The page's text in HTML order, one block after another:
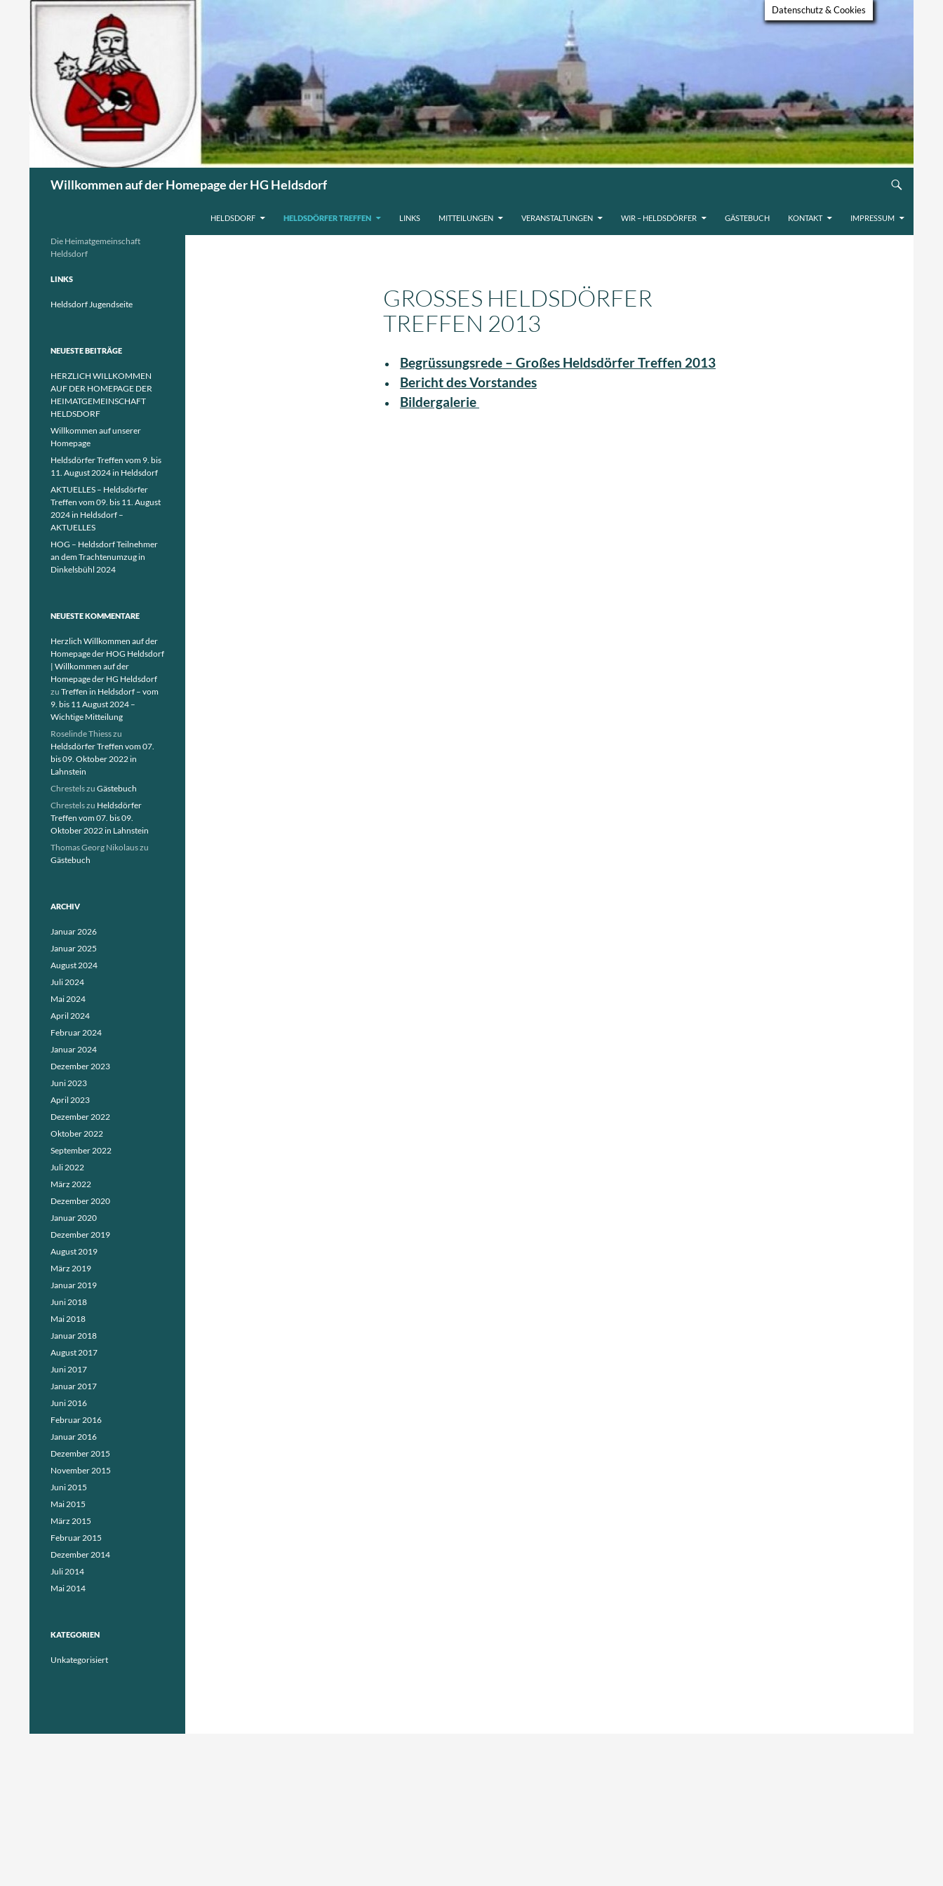
Willkommen auf der Homepage der HG Heldsdorf
HELDSDORF
HELDSDÖRFER TREFFEN LINKS MITTEILUNGEN VERANSTALTUNGEN WIR – HELDSDÖRFER GÄSTEBUCH KONTAKT IMPRESSUM
GROSSES HELDSDÖRFER T
REFFEN 2013
Begrüssungsrede – Großes Heldsdörfer Treffen 2013
Bericht des Vorstandes
Bildergalerie
Die Heimatgemeinschaft
Heldsdorf
LINKS
Heldsdorf Jugendseite
NEUESTE BEITRÄGE
HERZLICH WILLKOMMEN
AUF DER HOMEPAGE DER
HEIMATGEMEINSCHAFT
HELDSDORF
Willkommen auf unserer
Homepage
Heldsdörfer Treffen vom 9. bis
11. August 2024 in Heldsdorf
AKTUELLES – Heldsdörfer
Treffen vom 09. bis 11. August
2024 in Heldsdorf –
AKTUELLES
HOG – Heldsdorf Teilnehmer
an dem Trachtenumzug in
Dinkelsbühl 2024
NEUESTE KOMMENTARE
Herzlich Willkommen auf der
Homepage der HOG Heldsdorf
| Willkommen auf der
Homepage der HG Heldsdorf
zu Treffen in Heldsdorf – vom
9. bis 11 August 2024 –
Wichtige Mitteilung
Roselinde Thiesszu
Heldsdörfer Treffen vom 07.
bis 09. Oktober 2022 in
Lahnstein
Chrestelszu Gästebuch
Chrestelszu Heldsdörfer
Treffen vom 07. bis 09.
Oktober 2022 in Lahnstein
Thomas Georg Nikolauszu
Gästebuch
ARCHIV
Januar 2026
Januar 2025
August 2024
Juli 2024
Mai 2024
April 2024
Februar 2024
Januar 2024
Dezember 2023
Juni 2023
April 2023
Dezember 2022
Oktober 2022
September 2022
Juli 2022
März 2022
Dezember 2020
Januar 2020
Dezember 2019
August 2019
März 2019
Januar 2019
Juni 2018
Mai 2018
Januar 2018
August 2017
Juni 2017
Januar 2017
Juni 2016
Februar 2016
Januar 2016
Dezember 2015
November 2015
Juni 2015
Mai 2015
März 2015
Februar 2015
Dezember 2014
Juli 2014
Mai 2014
KATEGORIEN
Unkategorisiert
Datenschutz & Cookies